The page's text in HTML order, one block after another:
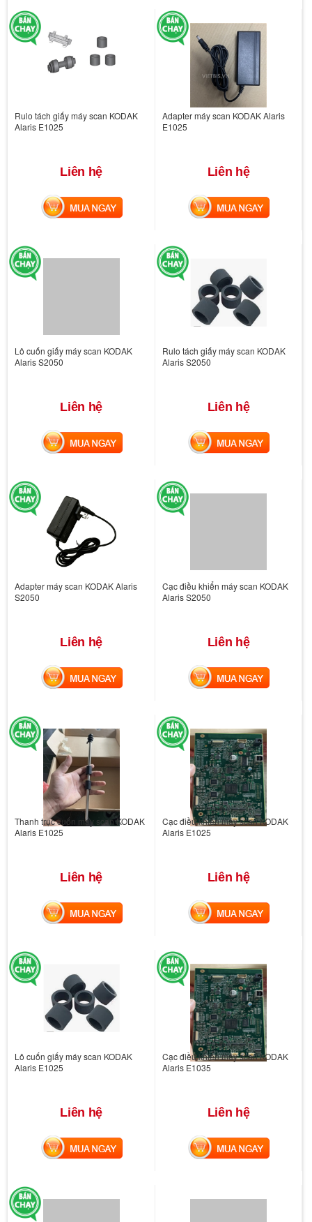
Rulo tách giấy máy scan KODAK
Alaris E1025
Liên hệ
MUA NGAY
Adapter máy scan KODAK Alaris
E1025
Liên hệ
MUA NGAY
Lô cuốn giấy máy scan KODAK
Alaris S2050
Liên hệ
MUA NGAY
Rulo tách giấy máy scan KODAK
Alaris S2050
Liên hệ
MUA NGAY
Adapter máy scan KODAK Alaris
S2050
Liên hệ
MUA NGAY
Cạc điều khiển máy scan KODAK
Alaris S2050
Liên hệ
MUA NGAY
Thanh trục cuốn máy scan KODAK
Alaris E1025
Liên hệ
MUA NGAY
Cạc điều khiển máy scan KODAK
Alaris E1025
Liên hệ
MUA NGAY
Lô cuốn giấy máy scan KODAK
Alaris E1025
Liên hệ
MUA NGAY
Cạc điều khiển máy scan KODAK
Alaris E1035
Liên hệ
MUA NGAY